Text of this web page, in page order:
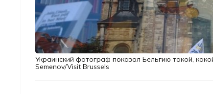
Украинский фотограф показал Бельгию такой,
Semenov/Visit Brussels